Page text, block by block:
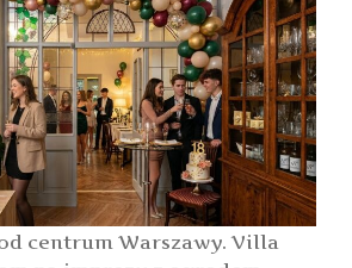
centrum Warszawy. Villa